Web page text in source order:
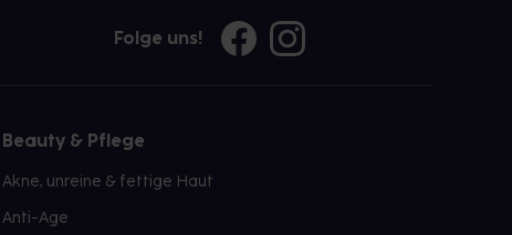
Folge uns!
Beauty & Pflege
Akne, unreine & fettige Haut
Anti-Age